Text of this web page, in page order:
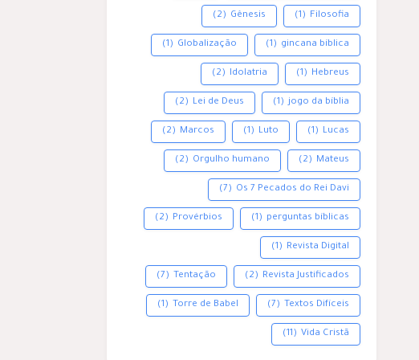
Filosofia
(1)
Gênesis
(2)
gincana bíblica
(1)
Globalização
(1)
Hebreus
(1)
Idolatria
(2)
jogo da bíblia
(1)
Lei de Deus
(2)
Lucas
(1)
Luto
(1)
Marcos
(2)
Mateus
(2)
Orgulho humano
(2)
Os 7 Pecados do Rei Davi
(7)
perguntas bíblicas
(1)
Provérbios
(2)
Revista Digital
(1)
Revista Justificados
(2)
Tentação
(7)
Textos Difíceis
(7)
Torre de Babel
(1)
Vida Cristã
(11)